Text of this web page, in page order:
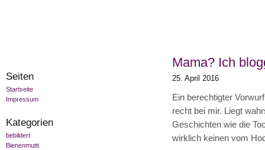
Seiten
Startseite
Impressum
Kategorien
bebildert
Bienenmutti
Mama? Ich
25. April 2016
Ein berechtigter
recht bei mir. Liegt
Geschichten wie die
wirklich keinen vom